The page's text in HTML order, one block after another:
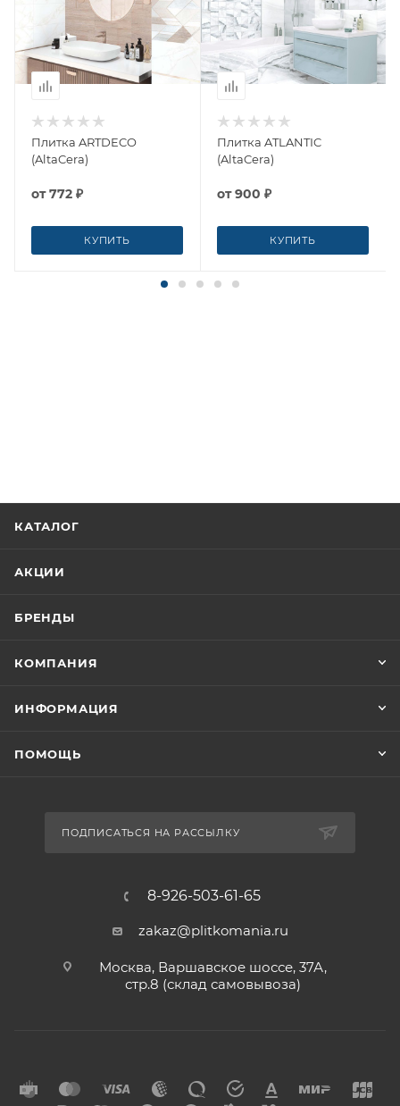
Плитка ARTDECO
(AltaCera)
от772 ₽
КУПИТЬ
Плитка ATLANTIC
(AltaCera)
от900 ₽
КУПИТЬ
КАТАЛОГ
АКЦИИ
БРЕНДЫ
КОМПАНИЯ
ИНФОРМАЦИЯ
ПОМОЩЬ
ПОДПИСАТЬСЯ НА РАССЫЛКУ
8-926-503-61-65
zakaz@plitkomania.ru
Москва, Варшавское шоссе, 37А,
стр.8 (склад самовывоза)